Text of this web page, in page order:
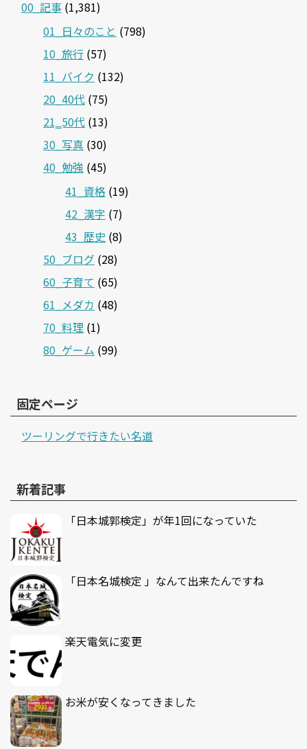
01_日々のこと
10_旅行(57)
11_バイク(132)
20_40代(75)
21‗50代 (13)
30_写真(30)
40_勉強 (45)
41_資格(19)
42_漢字 (7)
43_歴史 (8)
50_ブログ(28)
60_子育て (65)
61_メダカ (48)
70_料理(1)
80_ゲーム(99)
ツーリングで行きたい名道
「日本城郭検定」が年1回になっていた